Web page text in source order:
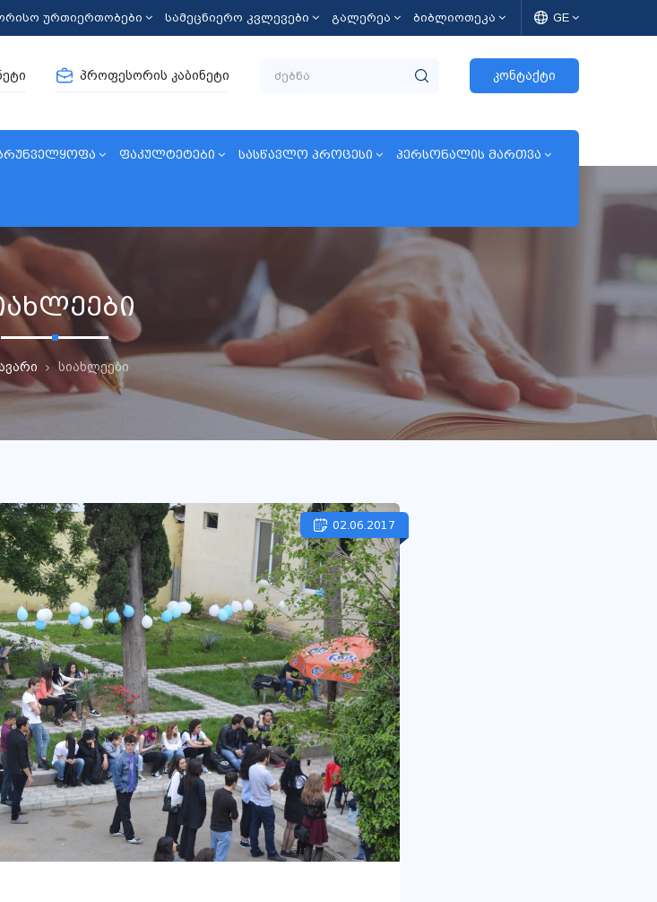
ურთიერთობები სამეცნიერო კვლევები გალერეა ბიბლიოთეკა GE
პროფესორის კაბინეტი კონტაქტი
ფაკულტეტები სასწავლო პროცესი პერსონალის მართვა
სიახლეები
02.06.2017